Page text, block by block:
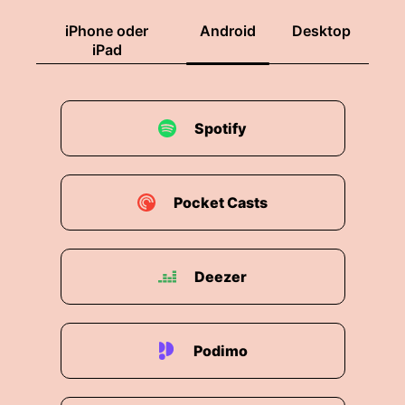
00:02:01: Du stehst aber vor der offenen Tür.
dass jemand vor dir die Tür aufmacht?
00:02:08: Du gehst durch eine Tür zugemacht
und einfach rauszugehen die Tür auszumachen
und zuzumachten also diese Selbstständigkeit
ohne dass irgendjemand mir im Schlüssel da ist
00:02:24: das macht schon ein bisschen was
aus.
00:02:27: Vor seiner Verhaftung lebte Andreas
Daso mit seiner Familie in der hessischen
iPhone oder
iPad
Android Desktop
Spotify
Pocket Casts
Deezer
Podimo